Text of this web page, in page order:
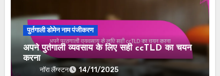
पुर्तगाली डोमेन नाम पंजीकरण
अपने पुर्तगाली व्यवसाय के लिए सही ccTLD का चयन
करना
नॉरा लैंग्स्टन 14/11/2025